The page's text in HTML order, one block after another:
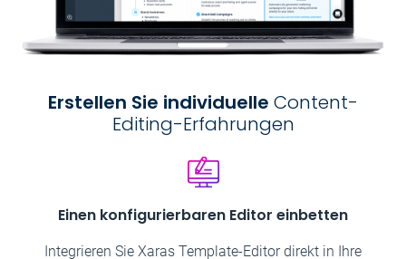
Erstellen Sie individuelle Content-
Editing-Erfahrungen
Einen konfigurierbaren Editor einbetten
Integrieren Sie Xaras Template-Editor direkt in Ihre